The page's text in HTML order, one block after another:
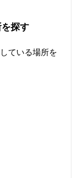
探す
ている場所を